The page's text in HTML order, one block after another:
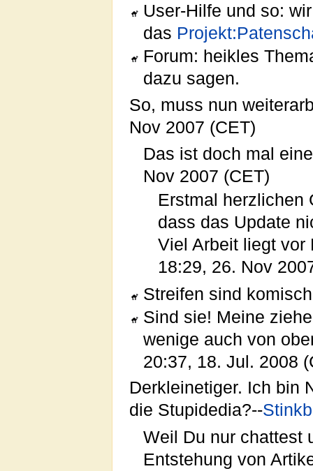
User-Hilfe und so:
das
Forum: heikles
dazu sagen.
So, muss nun
Nov 2007 (CET)
Das ist doch mal
Nov 2007 (CET)
Erstmal herzlichen
dass das Update
Viel Arbeit liegt vor
18:29, 26. Nov
Streifen sind
Sind sie! Meine
wenige auch von
20:37, 18. Jul. 2008
Derkleinetiger. Ich bin
die Stupidedia?--
Weil Du nur chattest
Entstehung von